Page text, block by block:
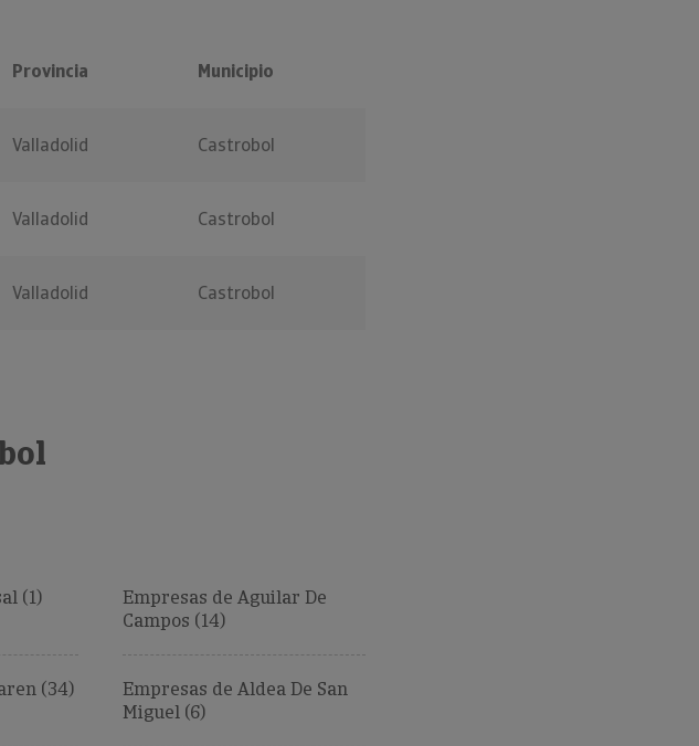
Provincia Municipio
Valladolid Castrobol
Valladolid Castrobol
Valladolid Castrobol
(1)
Empresas de Aguilar De
Campos (14)
(34)
Empresas de Aldea De San
Miguel (6)